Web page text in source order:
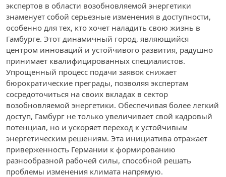
экспертов в области возобновляемой энергетики
знаменует собой серьезные изменения в доступности,
особенно для тех, кто хочет наладить свою жизнь в
Гамбурге. Этот динамичный город, являющийся
центром инноваций и устойчивого развития, радушно
принимает квалифицированных специалистов.
Упрощенный процесс подачи заявок снижает
бюрократические преграды, позволяя экспертам
сосредоточиться на своих вкладах в сектор
возобновляемой энергетики. Обеспечивая более легкий
доступ, Гамбург не только увеличивает свой кадровый
потенциал, но и ускоряет переход к устойчивым
энергетическим решениям. Эта инициатива отражает
приверженность Германии к формированию
разнообразной рабочей силы, способной решать
проблемы изменения климата напрямую.